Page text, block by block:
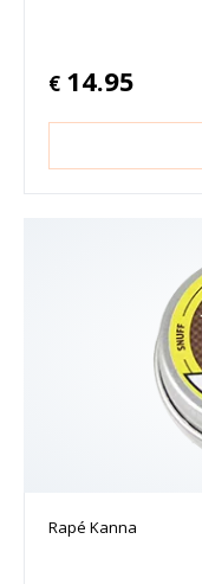
€ 14.95
Rapé Kanna